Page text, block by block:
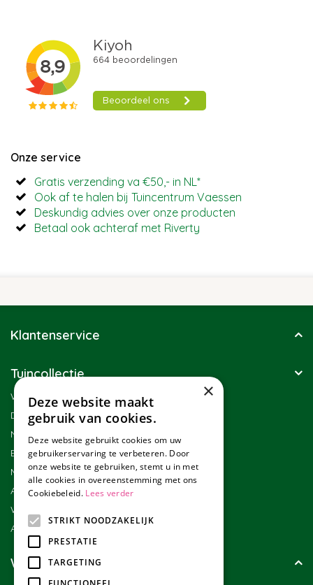
Onze service
Gratis verzending va €50,- in NL*
Ook af te halen bij Tuincentrum Vaessen
Deskundig advies over onze producten
Betaal ook achteraf met Riverty
Klantenservice
Tuincollectie
Winkel
Duurzaamheid
Nieuwsbrief
Blog
Merken
Assortiment
Werken bij Tuincollectie
Affiliate marketing
Wie zijn wij?
×
Deze website maakt
gebruik van cookies.
Deze website gebruikt cookies om uw
gebruikerservaring te verbeteren. Door
onze website te gebruiken, stemt u in met
alle cookies in overeenstemming met ons
Cookiebeleid. Lees verder
STRIKT NOODZAKELIJK
PRESTATIE
TARGETING